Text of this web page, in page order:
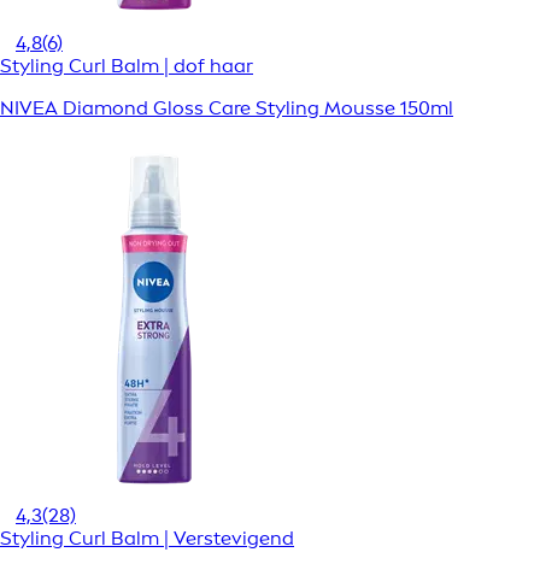
4,8(6)
Styling Curl Balm | dof haar
NIVEA Diamond Gloss Care Styling Mousse 150ml
4,3(28)
Styling Curl Balm | Verstevigend